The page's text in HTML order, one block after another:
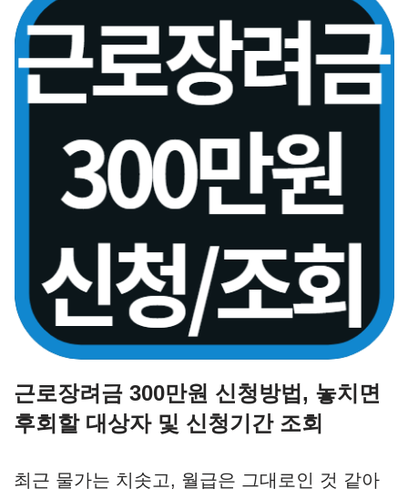
근로장려금 300만원 신청방법, 놓치면
후회할 대상자 및 신청기간 조회
최근 물가는 치솟고, 월급은 그대로인 것 같아